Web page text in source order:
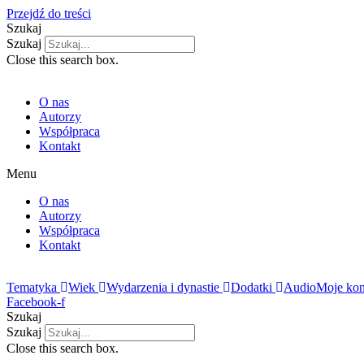
Przejdź do treści
Szukaj
Szukaj
Close this search box.
O nas
Autorzy
Współpraca
Kontakt
Menu
O nas
Autorzy
Współpraca
Kontakt
Tematyka Wiek Wydarzenia i dynastie Dodatki AudioMoje
Facebook-f
Szukaj
Szukaj
Close this search box.